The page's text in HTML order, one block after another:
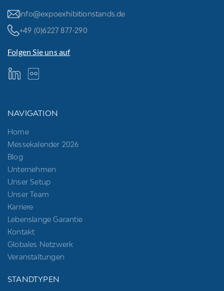
info@expoexhibitionstands.de
+49 (0)6227 877-290
Folgen Sie uns auf
NAVIGATION
Home
Messekalender 2026
Blog
Unternehmen
Unser Setup
Unser Team
Karriere
Lebenslange Garantie
Kontakt
Globales Netzwerk
Veranstaltungen
STANDTYPEN